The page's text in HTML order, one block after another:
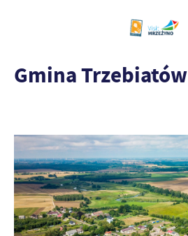
Gmina Trzebiatów